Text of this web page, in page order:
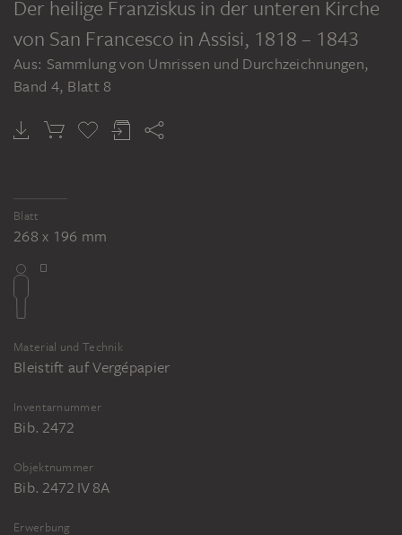
JOHANN ANTON RAMBOUX
Der heilige Franziskus in der unteren Kirche
von San Francesco in Assisi, 1818 – 1843
Aus: Sammlung von Umrissen und Durchzeichnungen,
Band 4, Blatt 8
Blatt
268 x 196 mm
Material und Technik
Bleistift auf Vergépapier
Inventarnummer
Bib. 2472
Objektnummer
Bib. 2472 IV 8A
Erwerbung